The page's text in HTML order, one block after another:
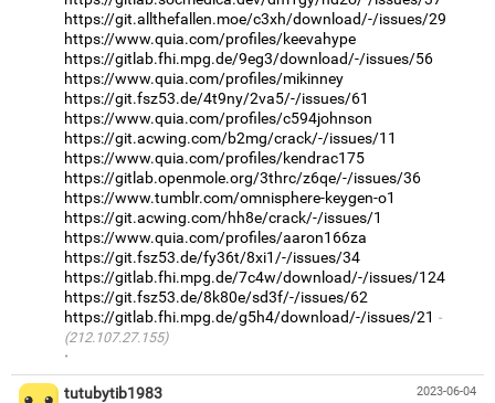
https://git.allthefallen.moe/c3xh/download/-/issues/29
https://www.quia.com/profiles/keevahype
https://gitlab.fhi.mpg.de/9eg3/download/-/issues/56
https://www.quia.com/profiles/mikinney
https://git.fsz53.de/4t9ny/2va5/-/issues/61
https://www.quia.com/profiles/c594johnson
https://git.acwing.com/b2mg/crack/-/issues/11
https://www.quia.com/profiles/kendrac175
https://gitlab.openmole.org/3thrc/z6qe/-/issues/36
https://www.tumblr.com/omnisphere-keygen-o1
https://git.acwing.com/hh8e/crack/-/issues/1
https://www.quia.com/profiles/aaron166za
https://git.fsz53.de/fy36t/8xi1/-/issues/34
https://gitlab.fhi.mpg.de/7c4w/download/-/issues/124
https://git.fsz53.de/8k80e/sd3f/-/issues/62
https://gitlab.fhi.mpg.de/g5h4/download/-/issues/21
(212.107.27.155)
·
2023-06-04
tutubytib1983